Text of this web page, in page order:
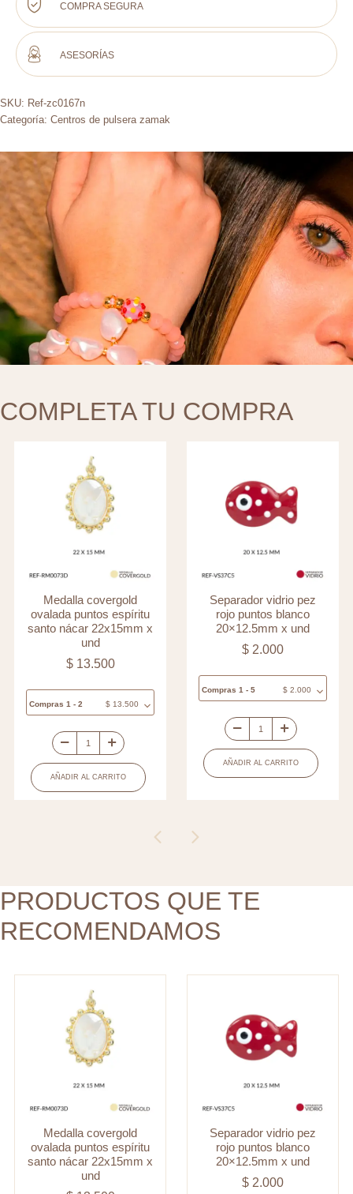
COMPRA SEGURA
ASESORÍAS
SKU: Ref-zc0167n
Categoría: Centros de pulsera zamak
COMPLETA TU COMPRA
Medalla covergold
ovalada puntos espíritu
santo nácar 22x15mm x
und
$13.500
Compras 1 - 2 $13.500
Medalla
covergold
ovalada
22x15mm
x
und
AÑADIR AL CARRITO
Separador vidrio pez
rojo puntos blanco
20×12.5mm x und
$ 2.000
Compras 1 - 5 $2.000
Separador
vidrio
pez
und
AÑADIR AL CARRITO
PRODUCTOS QUE TE
RECOMENDAMOS
Medalla covergold
ovalada puntos espíritu
santo nácar 22x15mm x
und
Separador vidrio pez
rojo puntos blanco
20×12.5mm x und
$ 2.000